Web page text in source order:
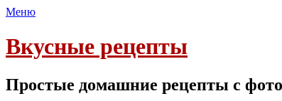
Меню
Вкусные рецепты
Простые домашние рецепты с фото